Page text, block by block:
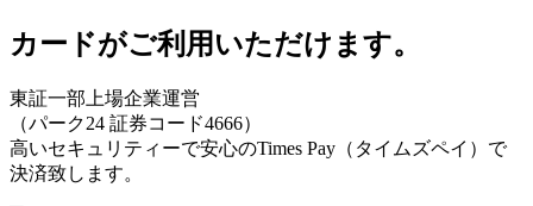
カードがご利用いただけます。
東証一部上場企業運営
（パーク24 証券コード4666）
高いセキュリティーで安心のTimes Pay（タイムズペイ）で
決済致します。